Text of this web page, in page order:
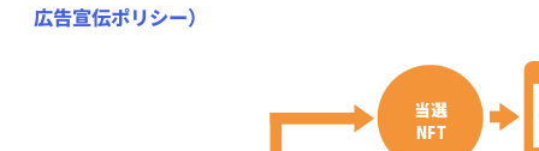
広告宣伝ポリシー）